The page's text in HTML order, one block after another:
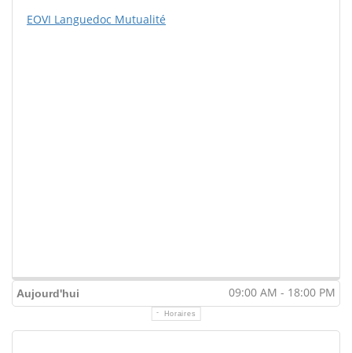
EOVI Languedoc Mutualité
Aujourd'hui 09:00 AM - 18:00 PM
Horaires